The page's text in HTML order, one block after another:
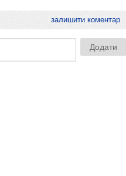
залишити коментар